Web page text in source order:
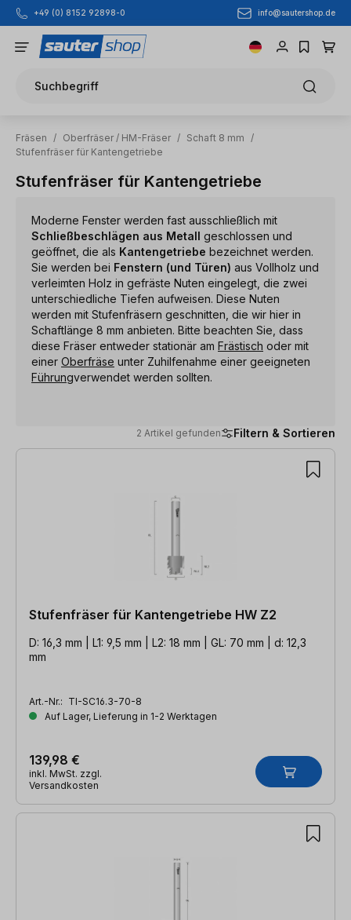
Zum Hauptinhalt springen
+49 (0) 8152 92898-0 info@sautershop.de
Suchbegriff
Fräsen / Oberfräser / HM-Fräser / Schaft 8 mm
/
Stufenfräser für Kantengetriebe
Stufenfräser für Kantengetriebe
Moderne Fenster werden fast ausschließlich mit
Schließbeschlägen aus Metall geschlossen und
geöffnet, die als Kantengetriebe bezeichnet werden.
Sie werden bei Fenstern (und Türen) aus Vollholz und
verleimten Holz in gefräste Nuten eingelegt, die zwei
unterschiedliche Tiefen aufweisen. Diese Nuten
werden mit Stufenfräsern geschnitten, die wir hier in
Schaftlänge 8 mm anbieten. Bitte beachten Sie, dass
diese Fräser entweder stationär am Frästisch oder mit
einer Oberfräse unter Zuhilfenahme einer geeigneten
Führungverwendet werden sollten.
2 Artikel gefunden Filtern & Sortieren
2 Artikel gefunden
Stufenfräser für Kantengetriebe HW Z2
D: 16,3 mm | L1: 9,5 mm | L2: 18 mm | GL: 70 mm | d: 12,3
mm
Art.-Nr.: TI-SC16.3-70-8
Auf Lager, Lieferung in 1-2 Werktagen
139,98 €
inkl. MwSt. zzgl.
Versandkosten